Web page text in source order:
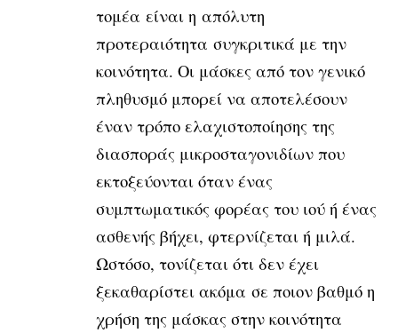
τομέα είναι η απόλυτη
προτεραιότητα συγκριτικά με την
κοινότητα. Οι μάσκες από τον γενικό
πληθυσμό μπορεί να αποτελέσουν
έναν τρόπο ελαχιστοποίησης της
διασποράς μικροσταγονιδίων που
εκτοξεύονται όταν ένας
συμπτωματικός φορέας του ιού ή ένας
ασθενής βήχει, φτερνίζεται ή μιλά.
Ωστόσο, τονίζεται ότι δεν έχει
ξεκαθαρίστει ακόμα σε ποιον βαθμό η
χρήση της μάσκας στην κοινότητα